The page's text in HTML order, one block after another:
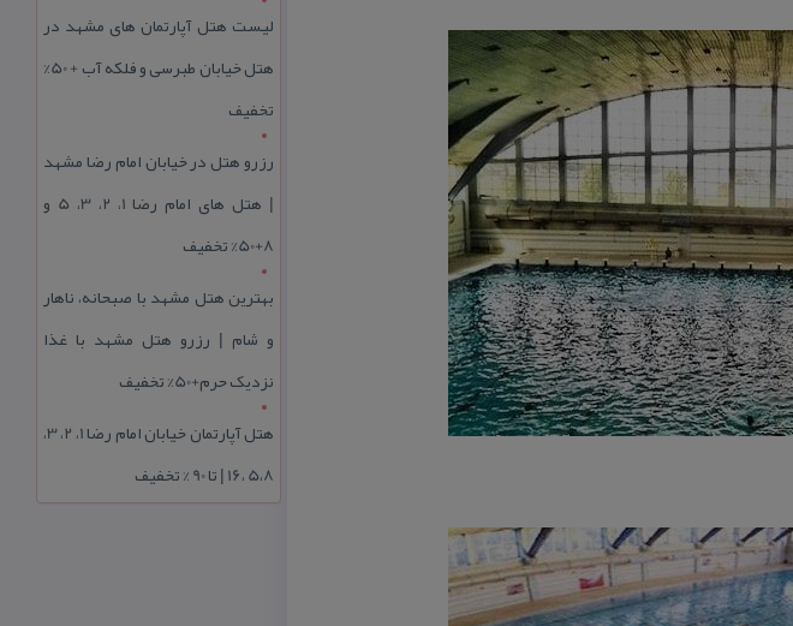
لیست هتل آپارتمان های مشهد در
هتل خیابان طبرسی و فلکه آب + 50%
تخفیف
رزرو هتل در خیابان امام رضا مشهد
| هتل‌ های امام رضا 1، 2، 3، 5 و
8+50% تخفیف
بهترین هتل مشهد با صبحانه، ناهار
و شام | رزرو هتل مشهد با غذا
نزدیک حرم+50% تخفیف
هتل آپارتمان خیابان امام رضا 1، 2، 3،
5،8 ،16 | تا 90 % تخفیف